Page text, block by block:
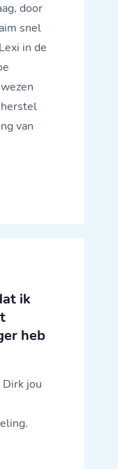
door
snel
in de
van
ik
heb
jou